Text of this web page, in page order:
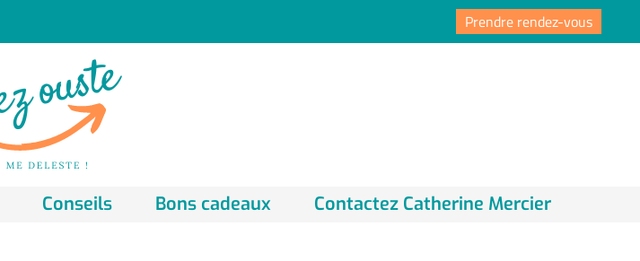
Prendre rendez-vous
Conseils Bons cadeaux Contactez Catherine Mercier